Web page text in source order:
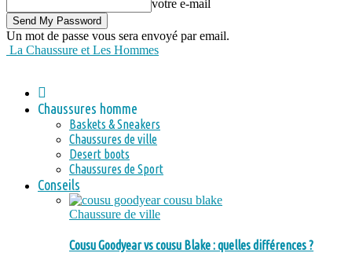
votre e-mail
Un mot de passe vous sera envoyé par email.
La Chaussure et Les Hommes
Chaussures homme
Baskets & Sneakers
Chaussures de ville
Desert boots
Chaussures de Sport
Conseils
Chaussure de ville
Cousu Goodyear vs cousu Blake : quelles différences ?